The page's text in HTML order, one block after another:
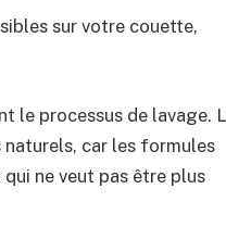
sur votre couette,
le processus de lavage.
car les formules
ne veut pas être plus